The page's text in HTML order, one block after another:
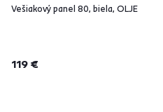
Vešiakový panel 80, biela, OLJE
119 €